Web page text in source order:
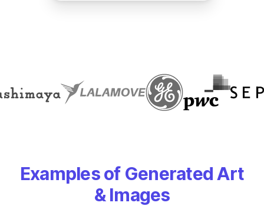
Examples of Generated Art
& Images